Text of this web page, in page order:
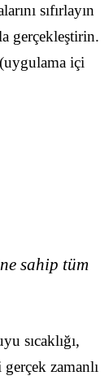
sıfırlayın
gerçekleştirin.
(uygulama içi
sahip tüm
sıcaklığı,
zamanlı